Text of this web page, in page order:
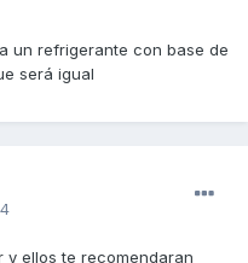
un refrigerante con base de
será igual
y ellos te recomendaran